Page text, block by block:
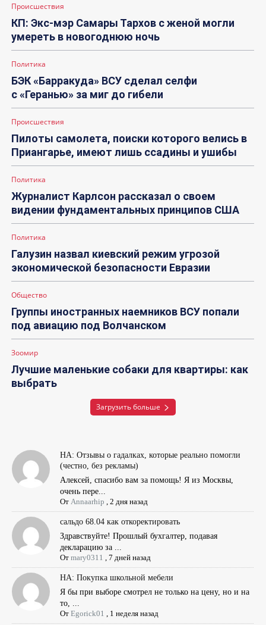
Происшествия
КП: Экс-мэр Самары Тархов с женой могли
умереть в новогоднюю ночь
Политика
БЭК «Барракуда» ВСУ сделал селфи
с «Геранью» за миг до гибели
Происшествия
Пилоты самолета, поиски которого велись в
Приангарье, имеют лишь ссадины и ушибы
Политика
Журналист Карлсон рассказал о своем
видении фундаментальных принципов США
Политика
Галузин назвал киевский режим угрозой
экономической безопасности Евразии
Общество
Группы иностранных наемников ВСУ попали
под авиацию под Волчанском
Зоомир
Лучшие маленькие собаки для квартиры: как
выбрать
Загрузить больше
НА: Отзывы о гадалках, которые реально помогли
(честно, без рекламы)
Алексей, спасибо вам за помощь! Я из Москвы,
очень пере...
От Annaarhip ,2 дня назад
сальдо 68.04 как откоректировать
Здравствуйте! Прошлый бухгалтер, подавая
декларацию за ...
Отmary0311 ,7 дней назад
НА: Покупка школьной мебели
Я бы при выборе смотрел не только на цену, но и на
то, ...
ОтEgorick01 1 неделя назад